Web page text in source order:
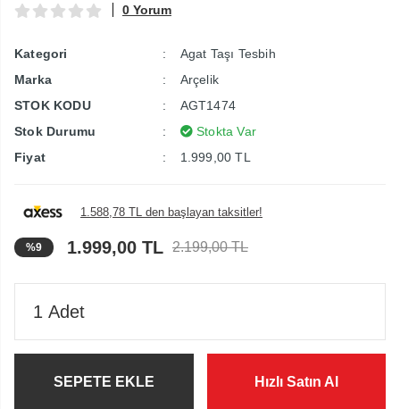
0 Yorum
Kategori
Agat Taşı Tesbih
Marka
Arçelik
STOK KODU
AGT1474
Stok Durumu
Stokta Var
Fiyat
1.999,00 TL
1.588,78 TL den başlayan taksitler!
%9 1.999,00 TL 2.199,00 TL
SEPETE EKLE Hızlı Satın Al